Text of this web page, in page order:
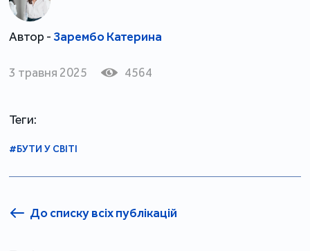
Автор -Зарембо Катерина
3 травня 2025 4564
Теги:
#БУТИ У СВІТІ
До списку всіх публікацій